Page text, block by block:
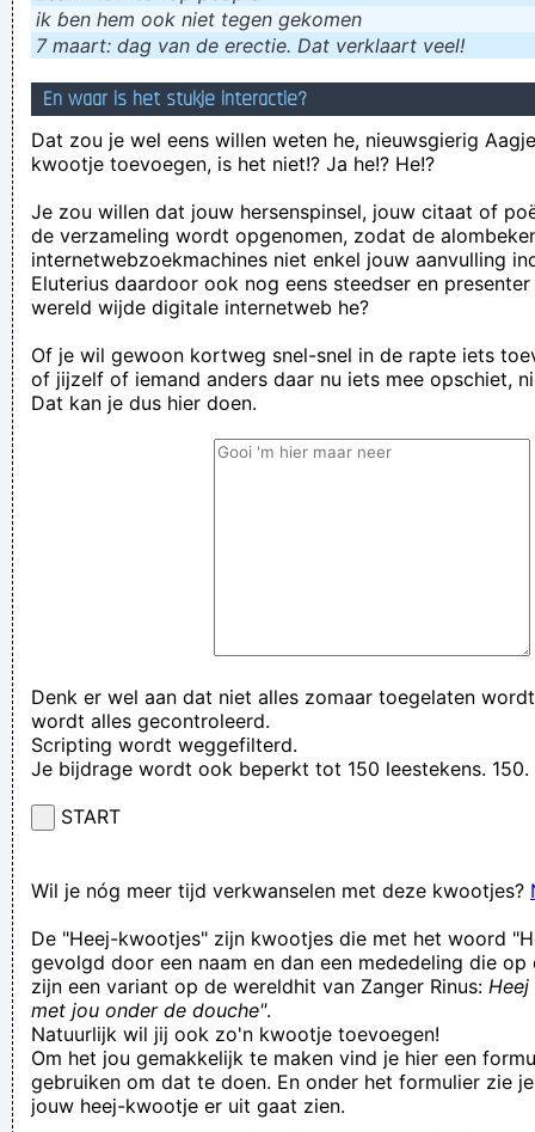
ik ɓen hem ook niet tegen gekomen
7 maart: dag van de erectie. Dat verklaart veel!
En waar is het stukje interactie?
Dat zou je wel eens willen weten he, nieuwsgierig
kwootje toevoegen, is het niet!? Ja he!? He!?
Je zou willen dat jouw hersenspinsel, jouw citaat of
de verzameling wordt opgenomen, zodat de
internetwebzoekmachines niet enkel jouw aanvulling
Eluterius daardoor ook nog eens steedser en
wereld wijde digitale internetweb he?
Of je wil gewoon kortweg snel-snel in de rapte iets
of jijzelf of iemand anders daar nu iets mee opschiet,
Dat kan je dus hier doen.
Denk er wel aan dat niet alles zomaar toegelaten
wordt alles gecontroleerd.
Scripting wordt weggefilterd.
Je bijdrage wordt ook beperkt tot 150 leestekens. 150.
START
Wil je nóg meer tijd verkwanselen met deze kwootjes?
De "Heej-kwootjes" zijn kwootjes die met het woord
gevolgd door een naam en dan een mededeling die op
zijn een variant op de wereldhit van Zanger Rinus:
met jou onder de douche".
Natuurlijk wil jij ook zo'n kwootje toevoegen!
Om het jou gemakkelijk te maken vind je hier een
gebruiken om dat te doen. En onder het formulier zie
jouw heej-kwootje er uit gaat zien.